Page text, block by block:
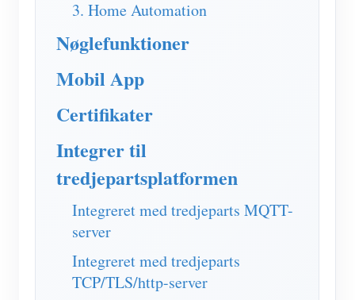
Overvågning af elforbrug
PV-varmestyringssystem
Home Automation
Fabrikkens energiovervågning
Ressourcer
Produkt lynstart
Dokument
Tutorial video
Nyheder
Fællesskab
Udvikler
Udforske
Belønningsprogram
Kontakt
Om os
3. Home Automation
Nøglefunktioner
Mobil App
Certifikater
Integrer til
tredjepartsplatformen
Integreret med tredjeparts MQTT-
server
Integreret med tredjeparts
TCP/TLS/http-server